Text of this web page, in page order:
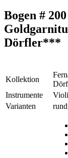
Bogen #
Dörfler***
Kollektion
Instrumente
Varianten